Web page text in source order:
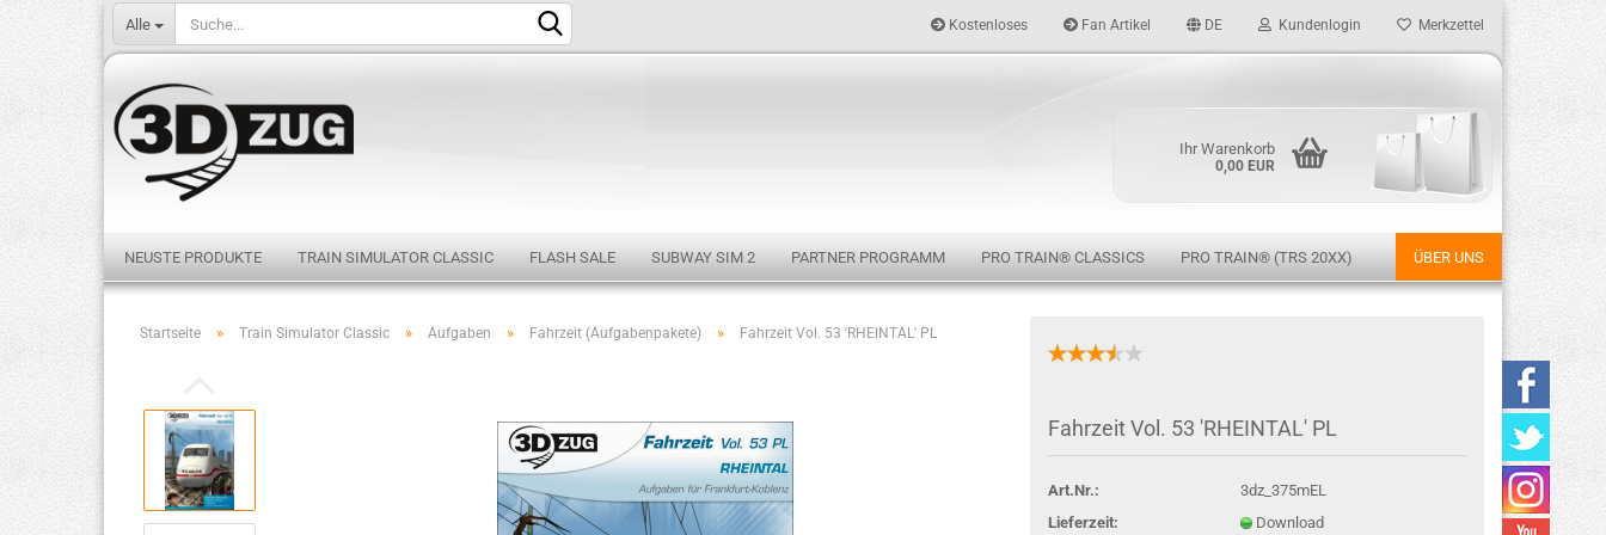
Kostenloses Fan Artikel DE Kundenlogin
Passwort vergessen?
Merkzettel
Alle
Ihr Warenkorb
0,00 EUR
NEUSTE PRODUKTE TRAIN SIMULATOR CLASSIC FLASH SALE SUBWAY SIM 2 PARTNER PROGRAMM PRO TRAIN® CLASSICS PRO TRAIN® (TRS 20XX) ÜBER UNS
Startseite » Train Simulator Classic » Aufgaben » Fahrzeit (Aufgabenpakete) » Fahrzeit Vol. 53 'RHEINTAL' PL
Fahrzeit Vol. 53 'RHEINTAL' PL
Art.Nr.:
3dz_375mEL
Lieferzeit:
Download